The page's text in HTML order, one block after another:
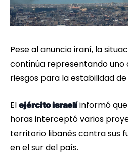
Pese al anuncio iraní, la
continúa representando uno
riesgos para la estabilidad
El ejército israelíinformó
horas interceptó varios
territorio libanés contra sus
en el sur del país.